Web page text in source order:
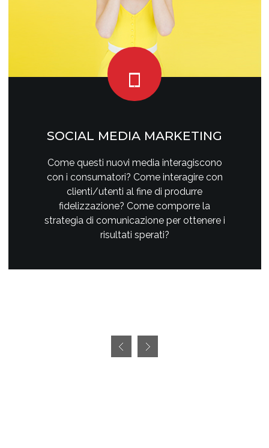
SOCIAL MEDIA MARKETING
Come questi nuovi media interagiscono
con i consumatori? Come interagire con
clienti/utenti al fine di produrre
fidelizzazione? Come comporre la
strategia di comunicazione per ottenere i
risultati sperati?